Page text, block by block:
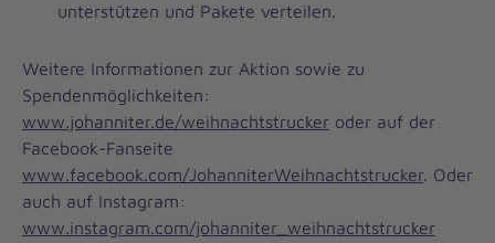
unterstützen und Pakete verteilen.
Weitere Informationen zur Aktion sowie zu
Spendenmöglichkeiten:
www.johanniter.de/weihnachtstrucker oder auf der
Facebook-Fanseite
www.facebook.com/JohanniterWeihnachtstrucker. Oder
auch auf Instagram:
www.instagram.com/johanniter_weihnachtstrucker